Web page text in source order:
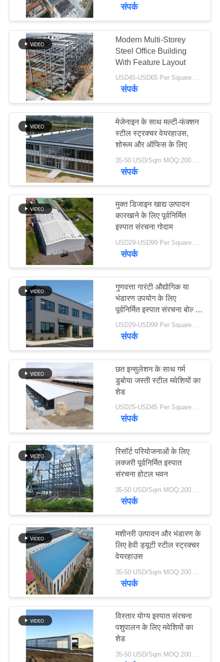
कारखाना
भ्रमण
गुणवत्ता
नियंत्रण
संपर्क
समाचार
समाधान
BLOG
साइटमैप
PRIVACY
POLICY
इस्पात संरचना निर्माण
इस्पात संरचना निर्माण
PEB स्टील बिल्डिंग
पूर्वनिर्मित स्टील फ्रेम
बिल्डिंग
29
स्ट्रक्चरल स्टील मुस्कराते
हुए
इस्पात संरचना हैंगर
8
Crane
संपर्क
Modern Multi-Storey
Steel Office Building
With Feature Layout
USD45-USD65 Per Square Meter MOQ:600 वर्ग मीटर
संपर्क
मेजेनाइन के साथ मल्टी-फंक्शन
स्टील स्ट्रक्चर वेयरहाउस,
शोरूम और ऑफिस के लिए
संपर्क
मुक्त डिजाइन खाद्य उत्पादन
कारखाने के लिए पूर्वनिर्मित
इस्पात संरचना गोदाम
USD29-USD99 Per Square Meter MOQ:200 वर्ग मीटर
संपर्क
गुणवत्ता गारंटी औद्योगिक या
भंडारण उपयोग के लिए
पूर्वनिर्मित इस्पात संरचना बोल्ट
कनेक्टेड गोदाम
USD29-USD99 Per Square Meter MOQ:200 वर्ग मीटर
संपर्क
छत इन्सुलेशन के साथ गर्म
डुबोया जस्ती स्टील मवेशियों का
शेड
USD25-USD45 Per Square Meter MOQ:200 वर्ग मीटर
संपर्क
रिसॉर्ट परियोजनाओं के लिए
लक्जरी पूर्वनिर्मित इस्पात
संरचना होटल भवन
संपर्क
मशीनरी उत्पादन और भंडारण के
लिए हेवी ड्यूटी स्टील स्ट्रक्चर
वेयरहाउस
35-50 USD/Sqm MOQ:200 वर्गमीटर
संपर्क
विस्तार योग्य इस्पात संरचना
पशुपालन के लिए मवेशियों का
शेड
35-50 USD/Sqm MOQ:200 वर्गमीटर